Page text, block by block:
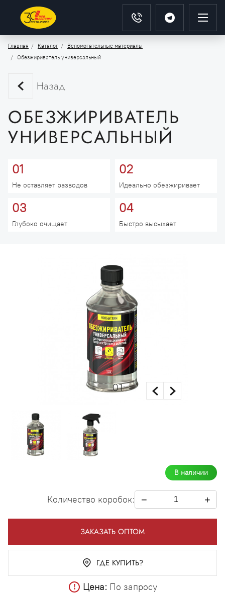
Главная Каталог
Вспомогательные материалы
Обезжириватель универсальный
Назад
ОБЕЗЖИРИВАТЕЛЬ
УНИВЕРСАЛЬНЫЙ
01
Не оставляет разводов
02
Идеально обезжиривает
03
Глубоко очищает
04
Быстро высыхает
01/02
В наличии
Количество коробок: − +
ГДЕ КУПИТЬ?
ЗАКАЗАТЬ ОПТОМ
Цена: По запросу